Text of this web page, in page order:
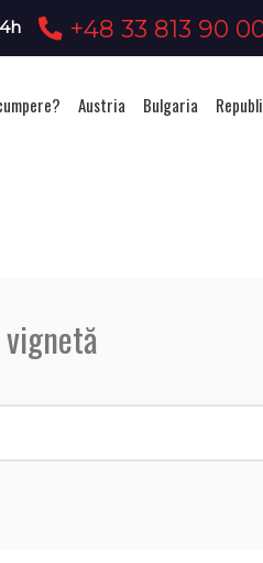
+48 33 813 90
Austria Bulgaria